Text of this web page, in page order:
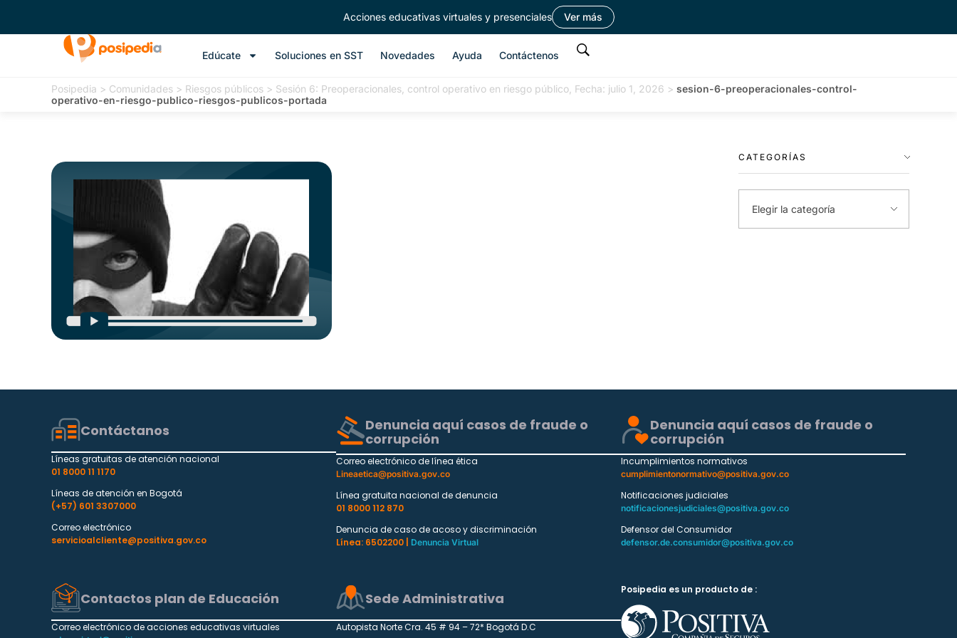
Acciones educativas virtuales y presenciales Ver más
Edúcate Soluciones en SST Novedades Ayuda Contáctenos
Posipedia > Comunidades > Riesgos públicos > Sesión 6: Preoperacionales, control operativo en riesgo público, Fecha: julio 1, 2026 > sesion-6-preoperacionales-control-
operativo-en-riesgo-publico-riesgos-publicos-portada
CATEGORÍAS
Contáctanos
Líneas gratuitas de atención nacional
01 8000 11 1170
Líneas de atención en Bogotá
(+57) 601 3307000
Correo electrónico
servicioalcliente@positiva.gov.co
Denuncia aquí casos de fraude o
corrupción
Correo electrónico de línea ética
Lineaetica@positiva.gov.co
Línea gratuita nacional de denuncia
01 8000 112 870
Denuncia de caso de acoso y discriminación
Línea: 6502200 |
Denuncia Virtual
Denuncia aquí casos de fraude o
corrupción
Incumplimientos normativos
cumplimientonormativo@positiva.gov.co
Notificaciones judiciales
notificacionesjudiciales@positiva.gov.co
Defensor del Consumidor
defensor.de.consumidor@positiva.gov.co
Contactos plan de Educación
Correo electrónico de acciones educativas virtuales
Sede Administrativa
Autopista Norte Cra. 45 # 94 – 72* Bogotá D.C
Posipedia es un producto de :